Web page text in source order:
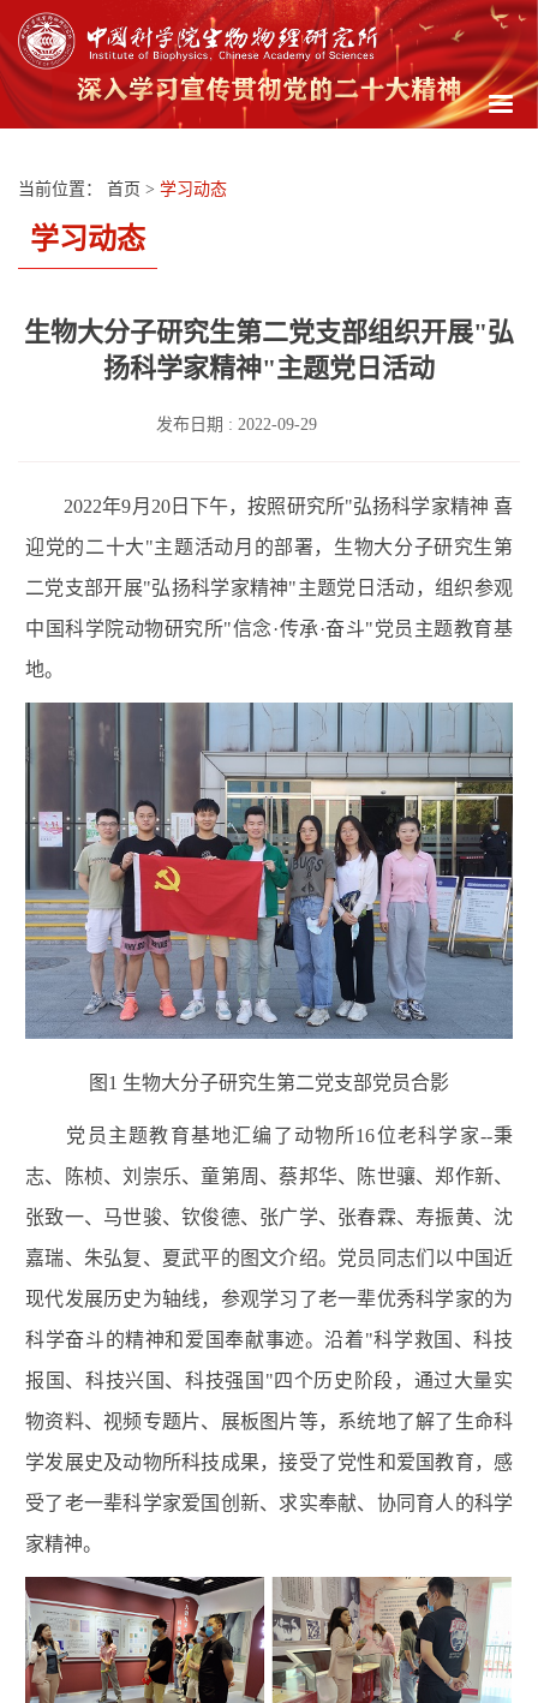
当前位置： 首页 > 学习动态
学习动态
生物大分子研究生第二党支部组织开展"弘
扬科学家精神"主题党日活动
发布日期 : 2022-09-29
2022年9月20日下午，按照研究所"弘扬科学家精神 喜
迎党的二十大"主题活动月的部署，生物大分子研究生第
二党支部开展"弘扬科学家精神"主题党日活动，组织参观
中国科学院动物研究所"信念·传承·奋斗"党员主题教育基
地。
图1 生物大分子研究生第二党支部党员合影
党员主题教育基地汇编了动物所16位老科学家--秉
志、陈桢、刘崇乐、童第周、蔡邦华、陈世骧、郑作新、
张致一、马世骏、钦俊德、张广学、张春霖、寿振黄、沈
嘉瑞、朱弘复、夏武平的图文介绍。党员同志们以中国近
现代发展历史为轴线，参观学习了老一辈优秀科学家的为
科学奋斗的精神和爱国奉献事迹。沿着"科学救国、科技
报国、科技兴国、科技强国"四个历史阶段，通过大量实
物资料、视频专题片、展板图片等，系统地了解了生命科
学发展史及动物所科技成果，接受了党性和爱国教育，感
受了老一辈科学家爱国创新、求实奉献、协同育人的科学
家精神。